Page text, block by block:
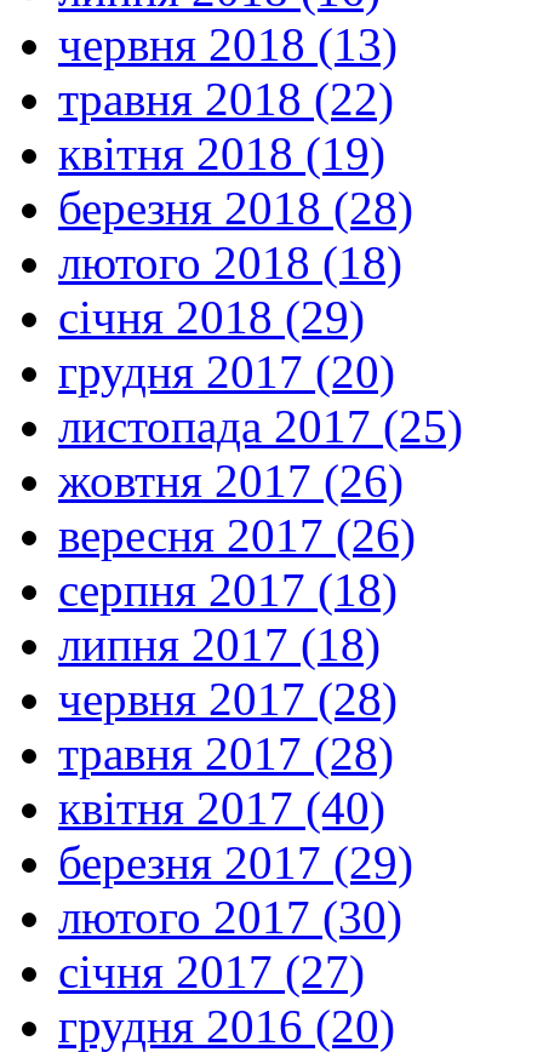
червня 2018 (13)
травня 2018 (22)
квітня 2018 (19)
березня 2018 (28)
лютого 2018 (18)
січня 2018 (29)
грудня 2017 (20)
листопада 2017 (25)
жовтня 2017 (26)
вересня 2017 (26)
серпня 2017 (18)
липня 2017 (18)
червня 2017 (28)
травня 2017 (28)
квітня 2017 (40)
березня 2017 (29)
лютого 2017 (30)
січня 2017 (27)
грудня 2016 (20)